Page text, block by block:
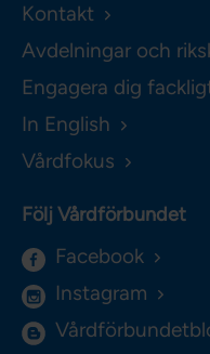
Kontakt
Avdelningar och
Engagera dig
In English
Vårdfokus
Följ Vårdförbundet
Facebook
Instagram